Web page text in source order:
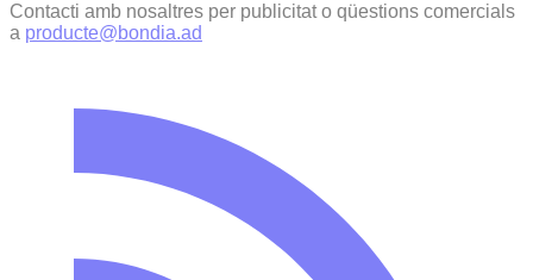
Contacti amb nosaltres per publicitat o qüestions comercials
a producte@bondia.ad